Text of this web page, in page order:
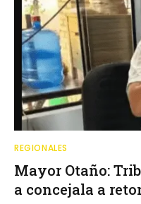
REGIONALES
Mayor Otaño:
a concejala a